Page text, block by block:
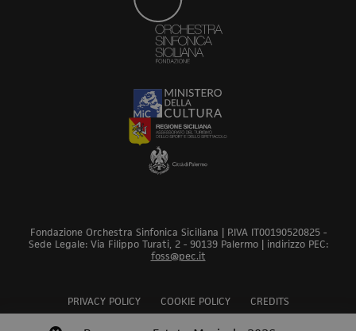
Fondazione Orchestra Sinfonica Siciliana | P.IVA IT00190520825 -
Sede Legale: Via Filippo Turati, 2 - 90139 Palermo | indirizzo PEC:
foss@pec.it
PRIVACY POLICY COOKIE POLICY CREDITS